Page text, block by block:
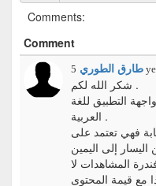
Comments:
Comment
طارق الطوري 5
شكر الله لكم .
التطبيق للغة
العربية .
اليسار إلى اليمين
المشاهدات لا